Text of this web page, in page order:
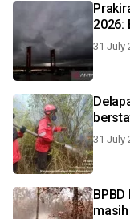
2026:
31 July
31 July